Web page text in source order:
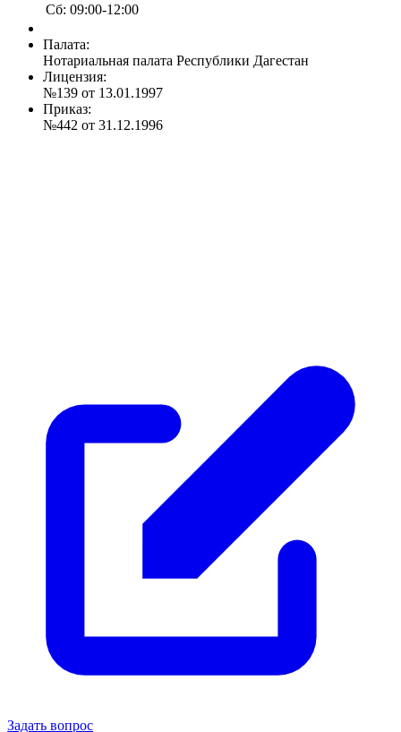
Сб: 09:00-12:00
Палата:
Нотариальная палата Республики Дагестан
Лицензия:
№139 от 13.01.1997
Приказ:
№442 от 31.12.1996
Задать вопрос